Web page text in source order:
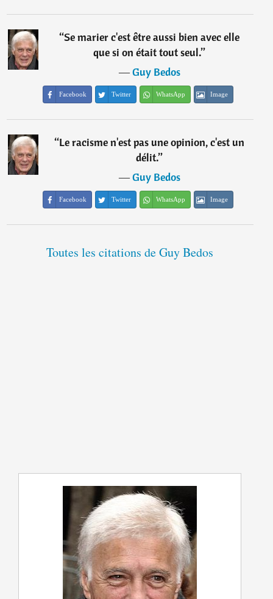
“Se marier c'est être aussi bien avec elle
que si on était tout seul.”
―Guy Bedos
Facebook Twitter WhatsApp Image
“Le racisme n'est pas une opinion, c'est un
délit.”
―Guy Bedos
Facebook Twitter WhatsApp Image
Toutes les citations de Guy Bedos